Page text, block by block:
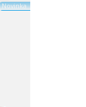
Novinka